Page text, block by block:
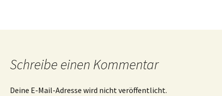
Schreibe einen Kommentar
Deine E-Mail-Adresse wird nicht veröffentlicht.